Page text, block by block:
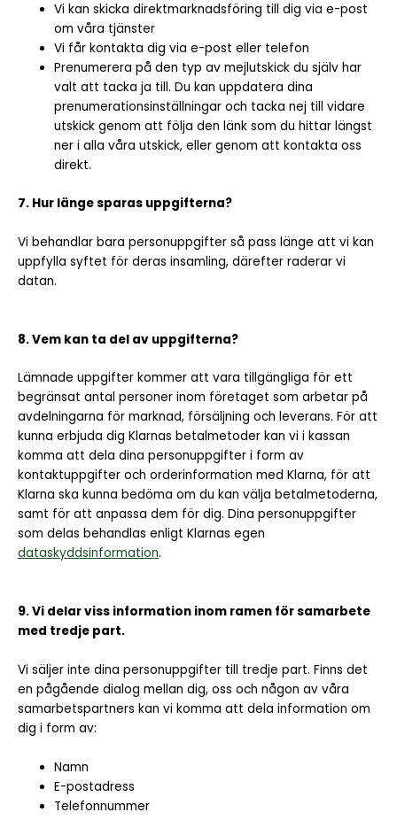
Vi kan skicka direktmarknadsföring till dig via e-post
om våra tjänster
Vi får kontakta dig via e-post eller telefon
Prenumerera på den typ av mejlutskick du själv har
valt att tacka ja till. Du kan uppdatera dina
prenumerationsinställningar och tacka nej till vidare
utskick genom att följa den länk som du hittar längst
ner i alla våra utskick, eller genom att kontakta oss
direkt.
7. Hur länge sparas uppgifterna?
Vi behandlar bara personuppgifter så pass länge att vi kan
uppfylla syftet för deras insamling, därefter raderar vi
datan.
8. Vem kan ta del av uppgifterna?
Lämnade uppgifter kommer att vara tillgängliga för ett
begränsat antal personer inom företaget som arbetar på
avdelningarna för marknad, försäljning och leverans. För att
kunna erbjuda dig Klarnas betalmetoder kan vi i kassan
komma att dela dina personuppgifter i form av
kontaktuppgifter och orderinformation med Klarna, för att
Klarna ska kunna bedöma om du kan välja betalmetoderna,
samt för att anpassa dem för dig. Dina personuppgifter
som delas behandlas enligt Klarnas egen
dataskyddsinformation.
9. Vi delar viss information inom ramen för samarbete
med tredje part.
Vi säljer inte dina personuppgifter till tredje part. Finns det
en pågående dialog mellan dig, oss och någon av våra
samarbetspartners kan vi komma att dela information om
dig i form av:
Namn
E-postadress
Telefonnummer